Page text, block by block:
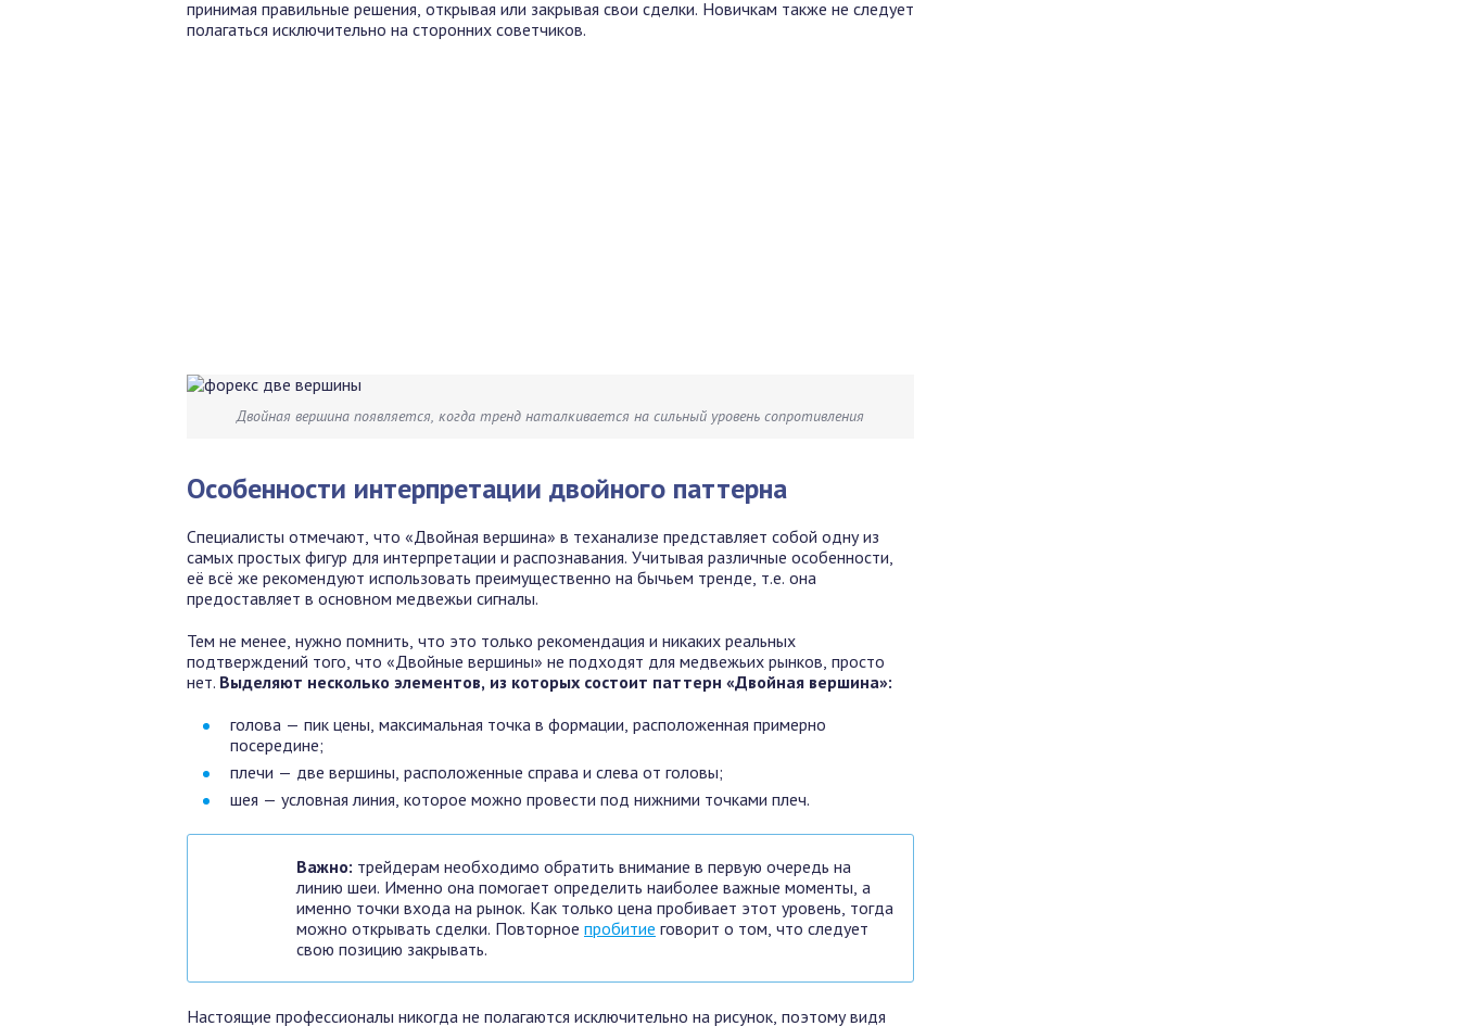
принимая правильные решения, открывая или закрывая свои сделки. Новичкам также не следует
полагаться исключительно на сторонних советчиков.
Двойная вершина появляется, когда тренд наталкивается на сильный уровень сопротивления
Особенности интерпретации двойного паттерна
Специалисты отмечают, что «Двойная вершина» в теханализе представляет собой одну из
самых простых фигур для интерпретации и распознавания. Учитывая различные особенности,
её всё же рекомендуют использовать преимущественно на бычьем тренде, т.е. она
предоставляет в основном медвежьи сигналы.
Тем не менее, нужно помнить, что это только рекомендация и никаких реальных
подтверждений того, что «Двойные вершины» не подходят для медвежьих рынков, просто
нет. Выделяют несколько элементов, из которых состоит паттерн «Двойная вершина»:
голова — пик цены, максимальная точка в формации, расположенная примерно
посередине;
плечи — две вершины, расположенные справа и слева от головы;
шея — условная линия, которое можно провести под нижними точками плеч.
Важно: трейдерам необходимо обратить внимание в первую очередь на
линию шеи. Именно она помогает определить наиболее важные моменты, а
именно точки входа на рынок. Как только цена пробивает этот уровень, тогда
можно открывать сделки. Повторное пробитие говорит о том, что следует
свою позицию закрывать.
Настоящие профессионалы никогда не полагаются исключительно на рисунок, поэтому видя